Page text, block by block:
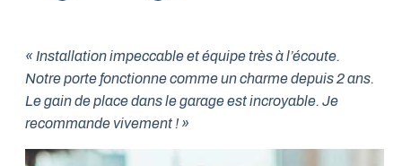
« Installation impeccable et équipe très à l’écoute.
Notre porte fonctionne comme un charme depuis 2 ans.
Le gain de place dans le garage est incroyable. Je
recommande vivement ! »